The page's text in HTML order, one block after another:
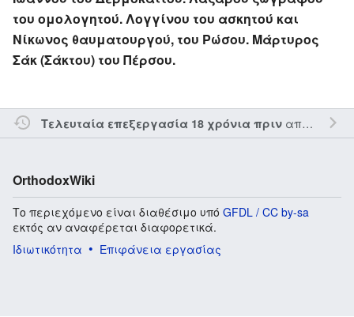
του ομολογητού. Λογγίνου του ασκητού και
Νίκωνος θαυματουργού, του Ρώσου. Μάρτυρος
Σάκ (Σάκτου) του Πέρσου.
Τελευταία επεξεργασία 18 χρόνια πριναπό τον την
OrthodoxWiki
Το περιεχόμενο είναι διαθέσιμο υπό GFDL / CC by-sa
εκτός αν αναφέρεται διαφορετικά.
Ιδιωτικότητα
Επιφάνεια εργασίας